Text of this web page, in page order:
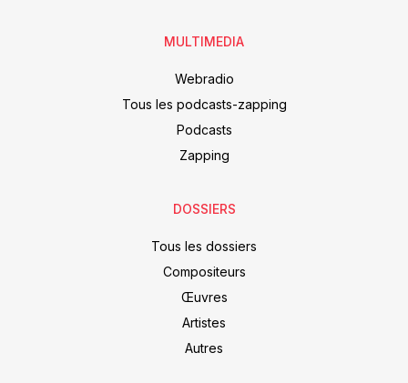
MULTIMEDIA
Webradio
Tous les podcasts-zapping
Podcasts
Zapping
DOSSIERS
Tous les dossiers
Compositeurs
Œuvres
Artistes
Autres